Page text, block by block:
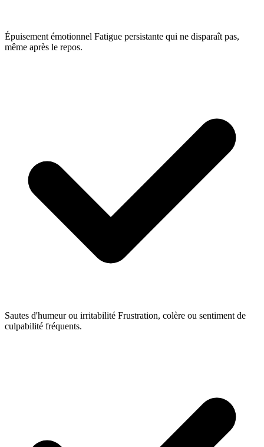
Épuisement émotionnel Fatigue persistante qui ne disparaît pas,
même après le repos.
Sautes d'humeur ou irritabilité Frustration, colère ou sentiment de
culpabilité fréquents.